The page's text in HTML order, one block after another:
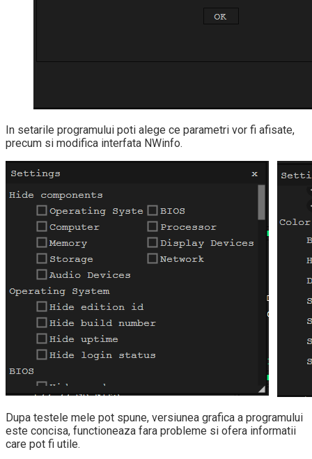
In setarile programului poti alege ce parametri vor fi afisate,
precum si modifica interfata NWinfo.
Dupa testele mele pot spune, versiunea grafica a programului
este concisa, functioneaza fara probleme si ofera informatii
care pot fi utile.